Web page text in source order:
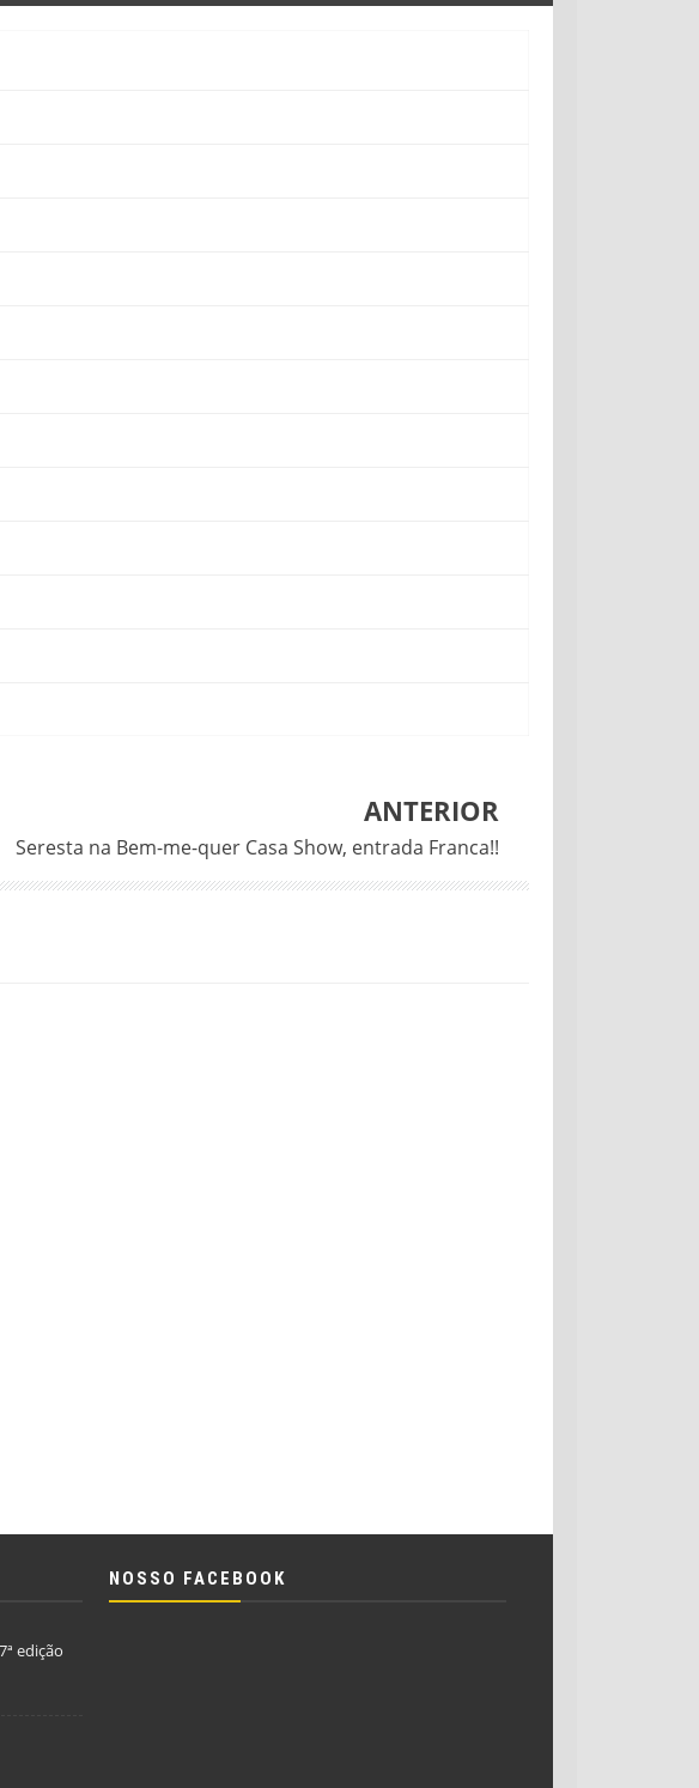
ANTERIOR
Seresta na Bem-me-quer Casa Show, entrada Franca!!
edição
NOSSO FACEBOOK